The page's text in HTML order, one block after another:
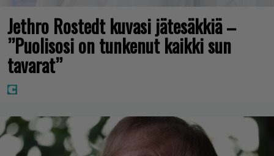
Jethro Rostedt kuvasi jätesäkkiä –
”Puolisosi on tunkenut kaikki sun
tavarat”